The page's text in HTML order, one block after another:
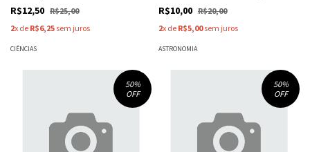
R$12,50 R$25,00
2x de R$6,25 sem juros
CIÊNCIAS
Eduardo Dorneles Barcelos
R$10,00 R$20,00
2x de R$5,00sem juros
ASTRONOMIA
50%
OFF
50%
OFF